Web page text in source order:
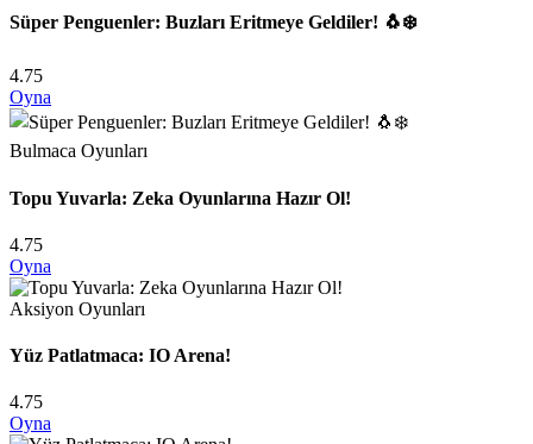
Süper Penguenler: Buzları Eritmeye Geldiler! 🐧❄️
4.75
Oyna
Bulmaca Oyunları
Topu Yuvarla: Zeka Oyunlarına Hazır Ol!
4.75
Oyna
Aksiyon Oyunları
Yüz Patlatmaca: IO Arena!
4.75
Oyna